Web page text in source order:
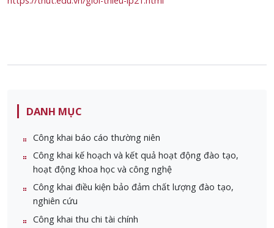
DANH MỤC
Công khai báo cáo thường niên
Công khai kế hoạch và kết quả hoạt động đào tạo,
hoạt động khoa học và công nghệ
Công khai điều kiện bảo đảm chất lượng đào tạo,
nghiên cứu
Công khai thu chi tài chính